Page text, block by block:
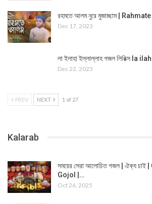
রহমতে আলম নুরে মুজাচ্ছাম |
Dec 17, 2023
লা ইলাহা ইল্লাল্লাহ গজল লিরিক্স
Dec 22, 2023
PREV NEXT 1 of 27
Kalarab
সময়ের সেরা আলোচিত গজল | ঐক্য
Gojol |…
Oct 26, 2025